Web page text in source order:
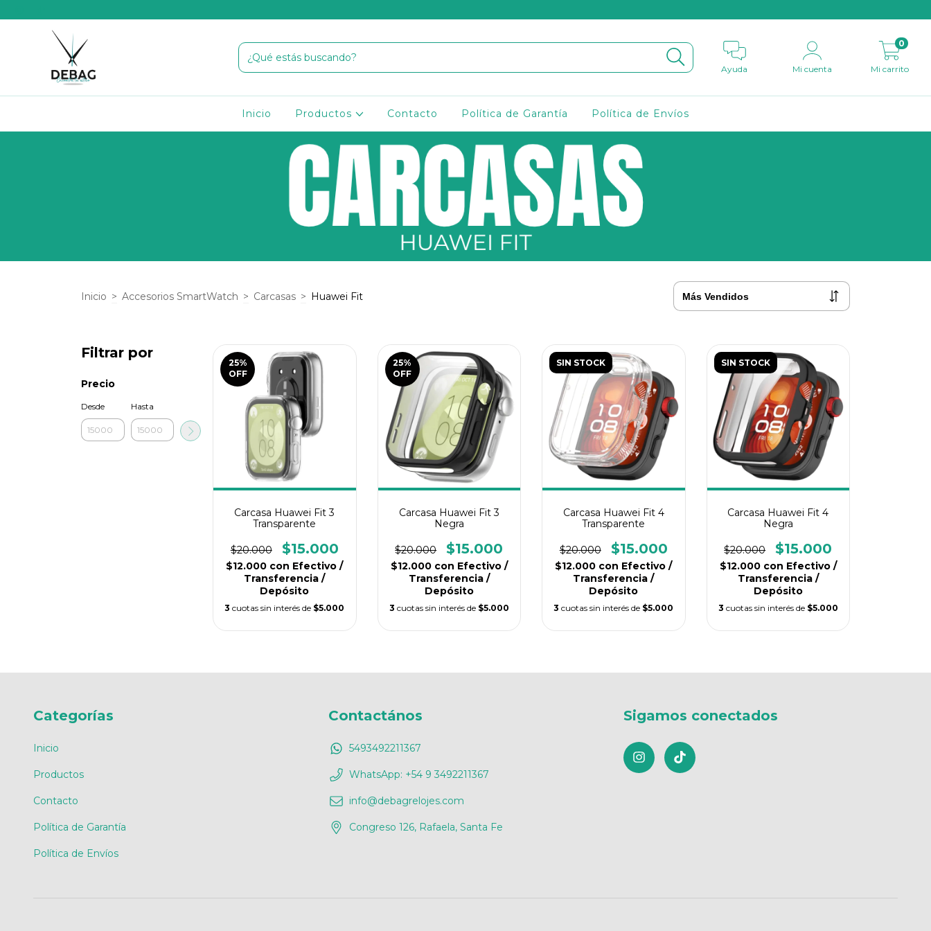
Ayuda Mi cuenta Mi carrito
0
Inicio Productos Contacto Política de Garantía Política de Envíos
Inicio > Accesorios SmartWatch > Carcasas > Huawei Fit
Filtrar por
Precio
Desde Hasta
25%
OFF
Carcasa Huawei Fit 3
Transparente
$20.000 $15.000
$12.000 con Efectivo /
Transferencia /
Depósito
3 cuotas sin interés de $5.000
25%
OFF
Carcasa Huawei Fit 3
Negra
$20.000 $15.000
$12.000 con Efectivo /
Transferencia /
Depósito
3 cuotas sin interés de $5.000
SIN STOCK
Carcasa Huawei Fit 4
Transparente
$20.000 $15.000
$12.000 con Efectivo /
Transferencia /
Depósito
3 cuotas sin interés de $5.000
SIN STOCK
Carcasa Huawei Fit 4
Negra
$20.000 $15.000
$12.000 con Efectivo /
Transferencia /
Depósito
3 cuotas sin interés de $5.000
Categorías
Inicio
Productos
Contacto
Política de Garantía
Política de Envíos
Contactános
5493492211367
WhatsApp: +54 9 3492211367
info@debagrelojes.com
Congreso 126, Rafaela, Santa Fe
Sigamos conectados